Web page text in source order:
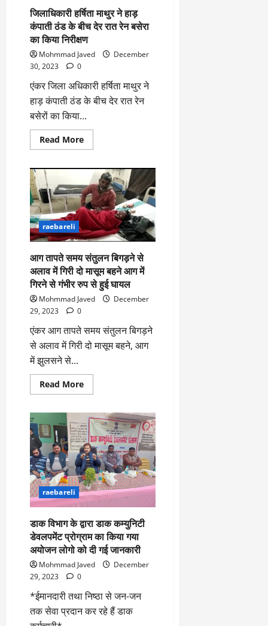
जरूरत
मंदो
को
बांटे
कंबल
जिलाधिकारी हर्षिता माथुर ने हाड़
कंपाती ठंड के बीच देर रात रेन बसेरा
का किया निरीक्षण
Mohmmad Javed
December
30, 2023
0
एंकर जिला अधिकारी हर्षिता माथुर ने
हाड़ कंपाती ठंड के बीच देर रात रेन
बसेरों का किया...
Read MoreRead
more
हर्षिता
माथुर
ने
हाड़
कंपाती
ठंड
के
बीच
देर
रेन
बसेरा
का
किया
निरीक्षण
raebareli
आग तापते समय संतुलन बिगड़ने से
अलाव में गिरी दो मासूम बहने आग में
गिरने से गंभीर रुप से हुई घायल
Mohmmad Javed
December
29, 2023
0
एंकर आग तापते समय संतुलन बिगड़ने
से अलाव में गिरी दो मासूम बहने, आग
में झुलसने से...
Read MoreRead
more
तापते
समय
संतुलन
बिगड़ने
से
अलाव
में
गिरी
दो
मासूम
बहने
आग
में
गिरने
से
गंभीर
रुप
हुई
raebareli
डाक विभाग के द्वारा डाक कम्युनिटी
डेवलपमेंट प्रोग्राम का किया गया
अयोजन लोगो को दी गई जानकारी
Mohmmad Javed
December
29, 2023
0
*ईमानदारी तथा निष्ठा से जन-जन
तक सेवा प्रदान कर रहे हैं डाक